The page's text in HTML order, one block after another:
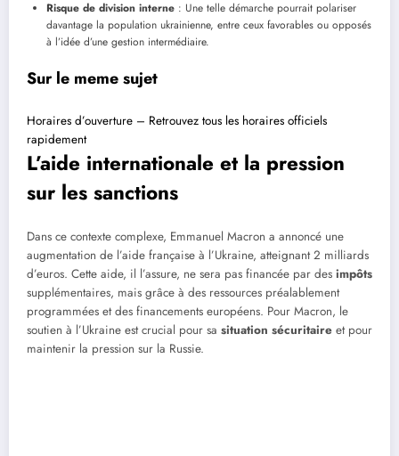
Risque de division interne : Une telle démarche pourrait polariser
davantage la population ukrainienne, entre ceux favorables ou opposés
à l’idée d’une gestion intermédiaire.
Sur le meme sujet
Horaires d’ouverture – Retrouvez tous les horaires officiels
rapidement
L’aide internationale et la pression
sur les sanctions
Dans ce contexte complexe, Emmanuel Macron a annoncé une
augmentation de l’aide française à l’Ukraine, atteignant 2 milliards
d’euros. Cette aide, il l’assure, ne sera pas financée par des impôts
supplémentaires, mais grâce à des ressources préalablement
programmées et des financements européens. Pour Macron, le
soutien à l’Ukraine est crucial pour sa situation sécuritaire et pour
maintenir la pression sur la Russie.